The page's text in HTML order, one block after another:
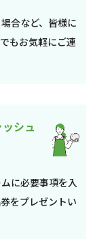
合など、皆様に
もお気軽にご連
シュ
に必要事項を入
をプレゼントい